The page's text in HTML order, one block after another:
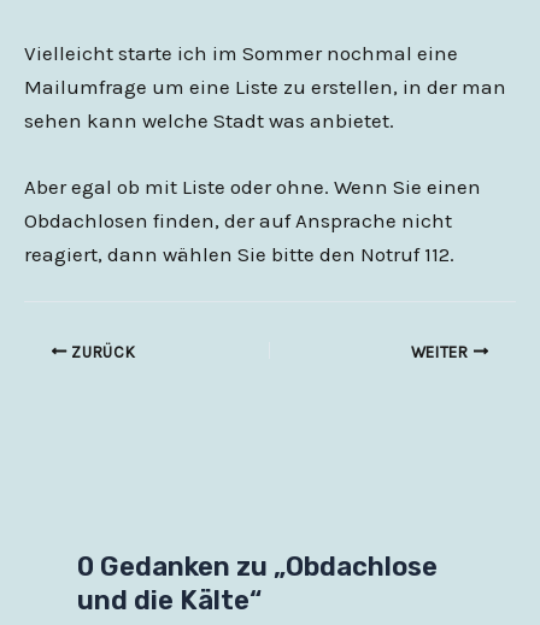
Vielleicht starte ich im Sommer nochmal eine
Mailumfrage um eine Liste zu erstellen, in der man
sehen kann welche Stadt was anbietet.
Aber egal ob mit Liste oder ohne. Wenn Sie einen
Obdachlosen finden, der auf Ansprache nicht
reagiert, dann wählen Sie bitte den Notruf 112.
ZURÜCK WEITER
0 Gedanken zu „Obdachlose
und die Kälte“